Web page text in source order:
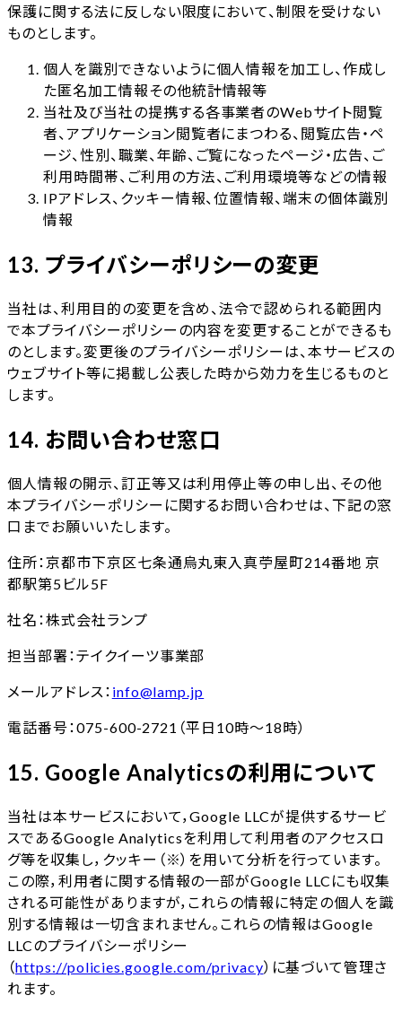
保護に関する法に反しない限度において、制限を受けない
ものとします。
個人を識別できないように個人情報を加工し、作成し
た匿名加工情報その他統計情報等
当社及び当社の提携する各事業者のWebサイト閲覧
者、アプリケーション閲覧者にまつわる、閲覧広告・ペ
ージ、性別、職業、年齢、ご覧になったページ・広告、ご
利用時間帯、ご利用の方法、ご利用環境等などの情報
IPアドレス、クッキー情報、位置情報、端末の個体識別
情報
13. プライバシーポリシーの変更
当社は、利用目的の変更を含め、法令で認められる範囲内
で本プライバシーポリシーの内容を変更することができるも
のとします。変更後のプライバシーポリシーは、本サービスの
ウェブサイト等に掲載し公表した時から効力を生じるものと
します。
14. お問い合わせ窓口
個人情報の開示、訂正等又は利用停止等の申し出、その他
本プライバシーポリシーに関するお問い合わせは、下記の窓
口までお願いいたします。
住所：京都市下京区七条通烏丸東入真苧屋町214番地 京
都駅第5ビル5F
社名：株式会社ランプ
担当部署：テイクイーツ事業部
メールアドレス： info@lamp.jp
電話番号：075-600-2721（平日10時～18時）
15. Google Analyticsの利用について
当社は本サービスにおいて，Google LLCが提供するサービ
スであるGoogle Analyticsを利用して利用者のアクセスロ
グ等を収集し，クッキー（※）を用いて分析を行っています。
この際，利用者に関する情報の一部がGoogle LLCにも収集
される可能性がありますが，これらの情報に特定の個人を識
別する情報は一切含まれません。これらの情報はGoogle
LLCのプライバシーポリシー
（https://policies.google.com/privacy）に基づいて管理さ
れます。